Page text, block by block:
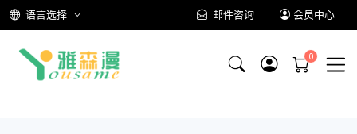
语言选择 邮件咨询 会员中心